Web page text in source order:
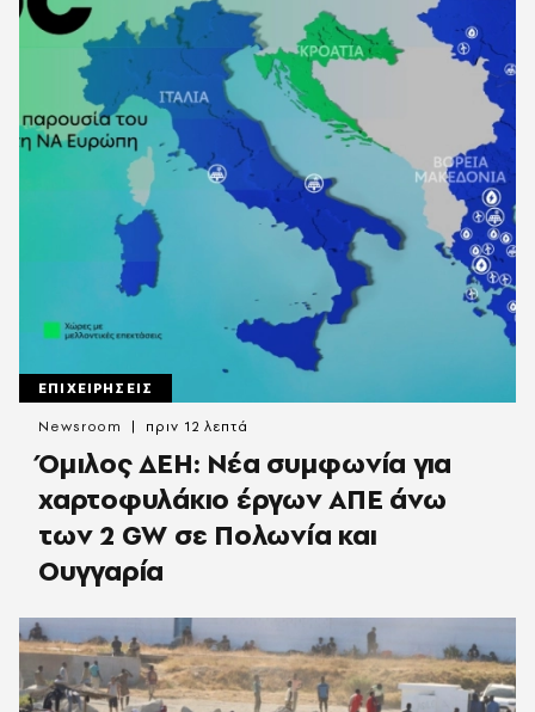
ΕΠΙΧΕΙΡΗΣΕΙΣ
Όμιλος ΔΕΗ: Νέα συμφωνία για
χαρτοφυλάκιο έργων ΑΠΕ άνω
των 2 GW σε Πολωνία και
Ουγγαρία
Newsroom πριν 12 λεπτά